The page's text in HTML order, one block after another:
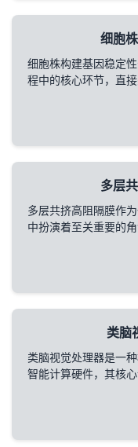
细胞
细胞株构建基因稳定
程中的核心环节，直
多层
多层共挤高阻隔膜作
中扮演着至关重要的
类脑
类脑视觉处理器是一
智能计算硬件，其核